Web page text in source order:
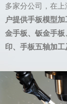
多家分公司，在
户提供手板模型
金手板、钣金手
印、手板五轴加